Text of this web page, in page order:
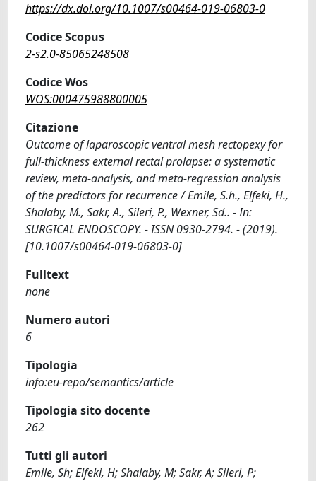
https://dx.doi.org/10.1007/s00464-019-06803-0
Codice Scopus
2-s2.0-85065248508
Codice Wos
WOS:000475988800005
Citazione
Outcome of laparoscopic ventral mesh rectopexy for
full-thickness external rectal prolapse: a systematic
review, meta-analysis, and meta-regression analysis
of the predictors for recurrence / Emile, S.h., Elfeki, H.,
Shalaby, M., Sakr, A., Sileri, P., Wexner, Sd.. - In:
SURGICAL ENDOSCOPY. - ISSN 0930-2794. - (2019).
[10.1007/s00464-019-06803-0]
Fulltext
none
Numero autori
6
Tipologia
info:eu-repo/semantics/article
Tipologia sito docente
262
Tutti gli autori
Emile, Sh; Elfeki, H; Shalaby, M; Sakr, A; Sileri, P;